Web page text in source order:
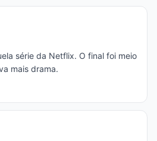
série da Netflix. O final foi meio
mais drama.